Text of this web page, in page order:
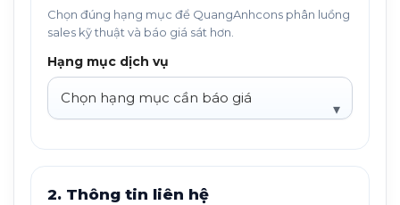
Chọn đúng hạng mục để QuangAnhcons phân luồng
sales kỹ thuật và báo giá sát hơn.
Hạng mục dịch vụ
2. Thông tin liên hệ